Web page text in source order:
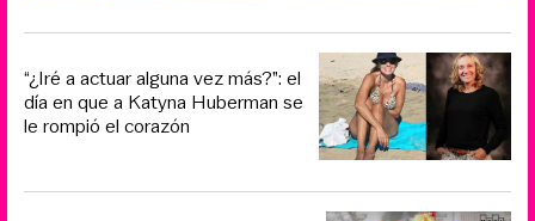
“¿Iré a actuar alguna vez más?”: el
día en que a Katyna Huberman se
le rompió el corazón